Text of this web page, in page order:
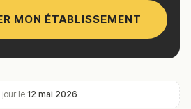
MON ÉTABLISSEMENT
le 12 mai 2026